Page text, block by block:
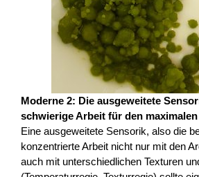
Moderne 2: Die ausgeweitete
schwierige Arbeit für den
Eine ausgeweitete Sensorik, also die
konzentrierte Arbeit nicht nur mit den
auch mit unterschiedlichen Texturen